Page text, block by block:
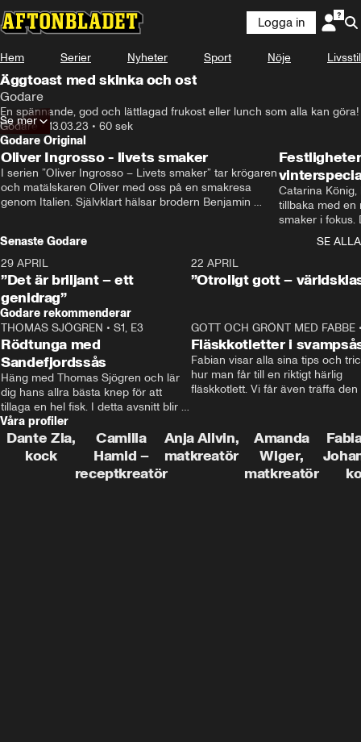
Logga in
Hem Serier Nyheter Sport Nöje Livsstil
Äggtoast med skinka och ost
Godare
En spännande, god och lättlagad frukost eller lunch som alla kan göra!
Godare • 13.03.23 • 60 sek
Se mer
Godare Original
Oliver Ingrosso - livets smaker
I serien ”Oliver Ingrosso – Livets smaker” tar krögaren
och matälskaren Oliver med oss på en smakresa
genom Italien. Självklart hälsar brodern Benjamin
Catarina
tillbaka med en
smaker i fokus.
julfavoriter
Senaste Godare
SE ALLA
29 APRIL
”Det är briljant – ett
genidrag”
22 APRIL
”Otroligt gott –
Godare rekommenderar
THOMAS SJÖGREN • S1, E3
Rödtunga med
Sandefjordssås
Häng med Thomas Sjögren och lär
dig hans allra bästa knep för att
tillaga en hel fisk. I detta avsnitt blir
de helstekt rödtunga med
sandefjordssås och en magisk sallad
på pepparrot och äpple.
GOTT OCH GRÖNT MED FABBE
Fläskkotletter i
Fabian visar alla sina tips och
hur man får till en riktigt härlig
fläskkotlett. Vi får även träffa den
grisbonde på Gotland.
Våra profiler
Dante Zia,
kock
Camilla
Hamid –
receptkreatör
Anja Allvin,
matkreatör
Amanda
Wiger,
matkreatör